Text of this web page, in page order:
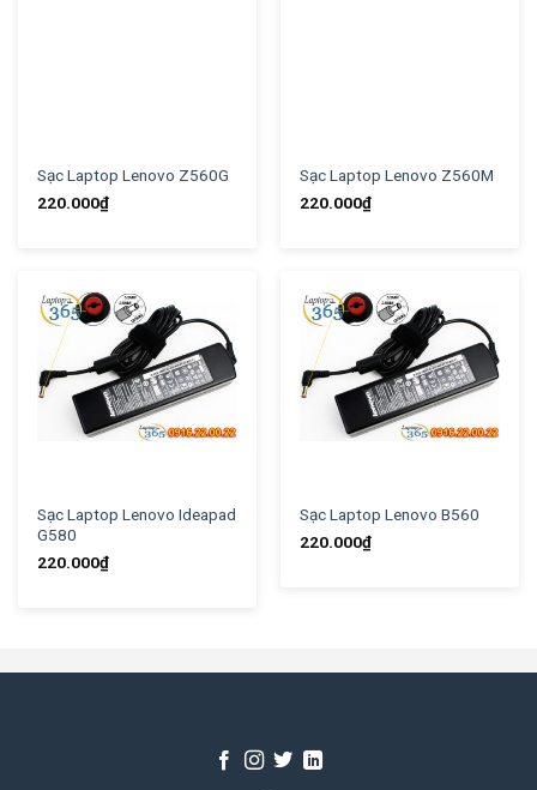
Sạc Laptop Lenovo Z560G
220.000₫
Sạc Laptop Lenovo Z560M
220.000₫
Sạc Laptop Lenovo Ideapad
G580
220.000₫
Sạc Laptop Lenovo B560
220.000₫